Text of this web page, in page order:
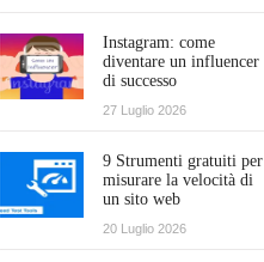
Instagram: come
diventare un influencer
di successo
27 Luglio 2026
9 Strumenti gratuiti per
misurare la velocità di
un sito web
20 Luglio 2026